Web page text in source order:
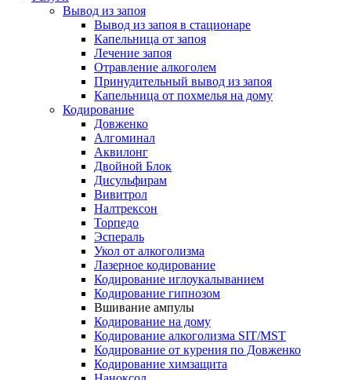
Вывод из запоя
Вывод из запоя в стационаре
Капельница от запоя
Лечение запоя
Отравление алкоголем
Принудительный вывод из запоя
Капельница от похмелья на дому
Кодирование
Довженко
Алгоминал
Аквилонг
Двойной Блок
Дисульфирам
Вивитрол
Налтрексон
Торпедо
Эспераль
Укол от алкоголизма
Лазерное кодирование
Кодирование иглоукалыванием
Кодирование гипнозом
Вшивание ампулы
Кодирование на дому
Кодирование алкоголизма SIT/MST
Кодирование от курения по Довженко
Кодирование химзащита